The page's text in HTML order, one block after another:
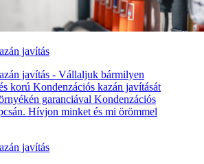
javítás
javítás - Vállaljuk bármilyen
korú Kondenzációs kazán javítását
garanciával Kondenzációs
Hívjon minket és mi örömmel
javítás